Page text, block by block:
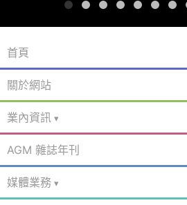
首頁
關於網站
業內資訊
AGM 雜誌年刊
媒體業務